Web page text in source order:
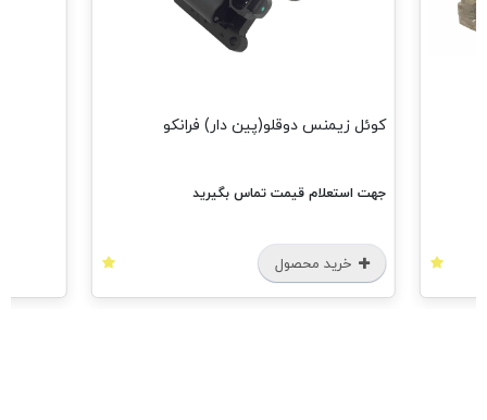
کوئل زیمنس دوقلو(پین دار) فرانکو
جهت استعلام قیمت تماس بگیرید
خرید محصول